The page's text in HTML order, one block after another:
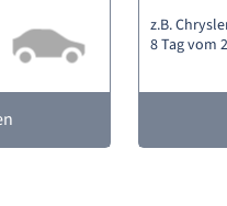
z.B.
8 Tag vom